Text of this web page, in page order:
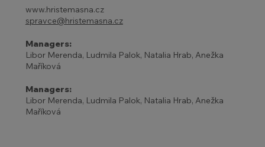
www.hristemasna.cz
spravce@hristemasna.cz
Managers:
Libor Merenda, Ludmila Palok, Natalia Hrab, Anežka
Maříková
Managers:
Libor Merenda, Ludmila Palok, Natalia Hrab, Anežka
Maříková